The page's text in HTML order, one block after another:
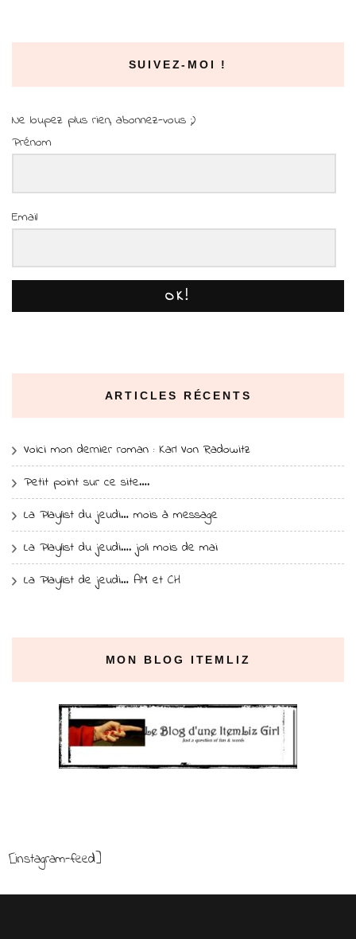
SUIVEZ-MOI !
Ne loupez plus rien, abonnez-vous ;)
Prénom
Email
OK!
ARTICLES RÉCENTS
Voici mon dernier roman : Karl Von Radowitz
Petit point sur ce site….
La Playlist du jeudi… mois à message
La Playlist du jeudi…. joli mois de mai
La Playlist de jeudi… AM et CH
MON BLOG ITEMLIZ
[instagram-feed]